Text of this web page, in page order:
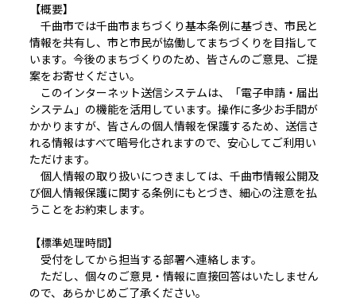
【概要】
千曲市では千曲市まちづくり基本条例に基づき、市民と
情報を共有し、市と市民が協働してまちづくりを目指して
います。今後のまちづくりのため、皆さんのご意見、ご提
案をお寄せください。
このインターネット送信システムは、「電子申請・届出
システム」の機能を活用しています。操作に多少お手間が
かかりますが、皆さんの個人情報を保護するため、送信さ
れる情報はすべて暗号化されますので、安心してご利用い
ただけます。
個人情報の取り扱いにつきましては、千曲市情報公開及
び個人情報保護に関する条例にもとづき、細心の注意を払
うことをお約束します。
【標準処理時間】
受付をしてから担当する部署へ連絡します。
ただし、個々のご意見・情報に直接回答はいたしません
ので、あらかじめご了承ください。